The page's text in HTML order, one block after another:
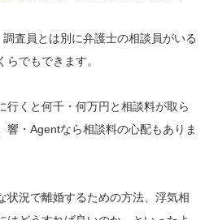
査員とは別に弁護士の相談員がいる
でもできます。
行くと何千・何万円と相談料が取ら
響・Agentなら相談料の心配もありま
状況で離婚するための方法、浮気相